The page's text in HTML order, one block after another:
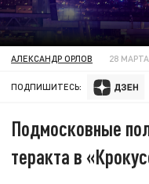
АЛЕКСАНДР ОРЛОВ 28
ПОДПИШИТЕСЬ:
Подмосковные
теракта в